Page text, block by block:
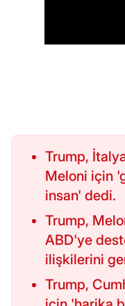
Trump,
Meloni için
insan' dedi.
Trump,
ABD'ye
ilişkilerini
Trump,